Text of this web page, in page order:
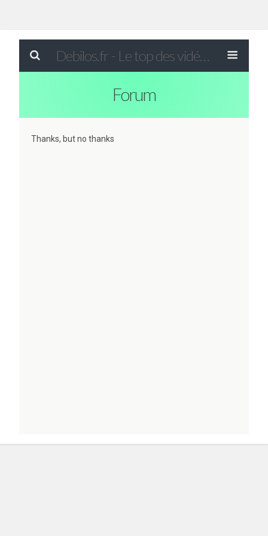
Debilos.fr - Le top des vidéos drôles du WEB !
Forum
Thanks, but no thanks